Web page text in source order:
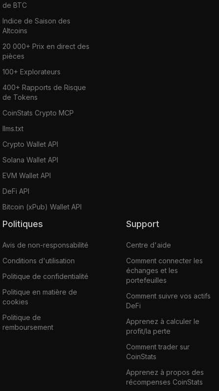
de BTC
Indice de Saison des
Altcoins
20 000+ Prix en direct des
pièces
100+ Explorateurs
400+ Rapports de Risque
de Tokens
CoinStats Crypto MCP
llms.txt
Crypto Wallet API
Solana Wallet API
EVM Wallet API
DeFi API
Bitcoin (xPub) Wallet API
Politiques
Avis de non-responsabilité
Conditions d'utilisation
Politique de confidentialité
Politique en matière de
cookies
Politique de
remboursement
Support
Centre d'aide
Comment connecter les
échanges et les
portefeuilles
Comment suivre vos actifs
DeFi
Apprenez à calculer le
profit/la perte
Comment trader sur
CoinStats
Apprenez à propos des
récompenses CoinStats